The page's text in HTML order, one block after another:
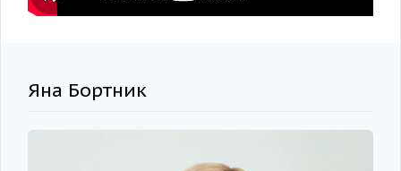
Яна Бортник